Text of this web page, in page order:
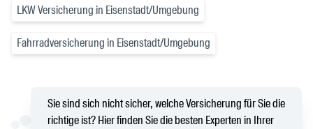
LKW Versicherung in Eisenstadt/Umgebung
Fahrradversicherung in Eisenstadt/Umgebung
Sie sind sich nicht sicher, welche Versicherung für Sie die
richtige ist? Hier finden Sie die besten Experten in Ihrer